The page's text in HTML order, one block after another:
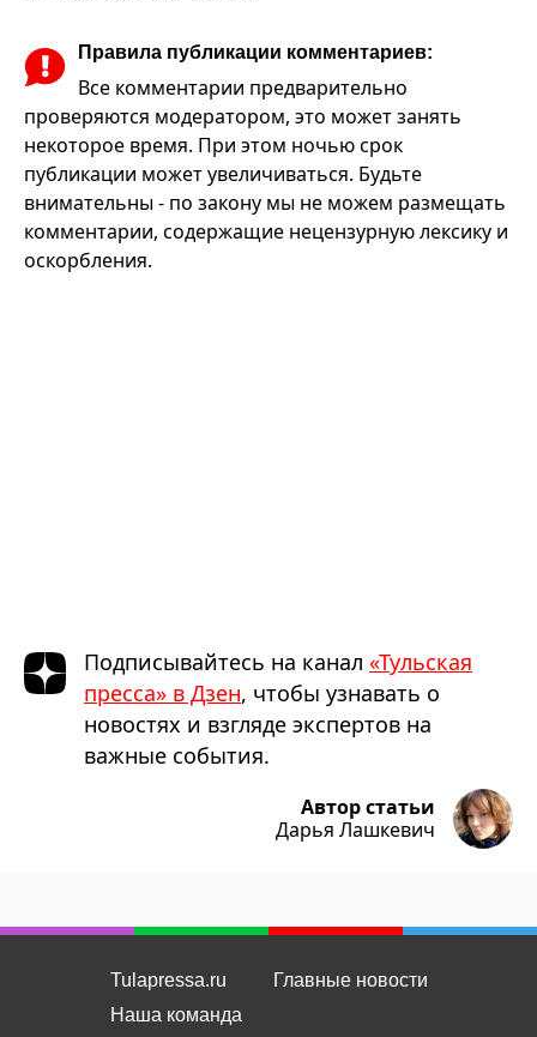
Правила публикации комментариев:
Все комментарии предварительно
проверяются модератором, это может занять
некоторое время. При этом ночью срок
публикации может увеличиваться. Будьте
внимательны - по закону мы не можем размещать
комментарии, содержащие нецензурную лексику и
оскорбления.
Подписывайтесь на канал «Тульская
пресса» в Дзен, чтобы узнавать о
новостях и взгляде экспертов на
важные события.
Автор статьи
Дарья Лашкевич
Tulapressa.ru
Наша команда
Главные новости